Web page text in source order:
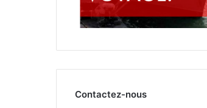
Contactez-nous